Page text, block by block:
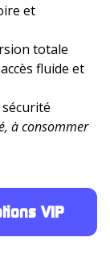
et
totale
fluide et
à consommer
VIP